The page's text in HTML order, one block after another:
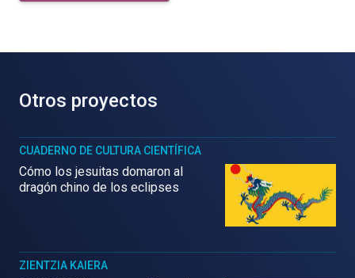
Otros proyectos
CUADERNO DE CULTURA CIENTÍFICA
Cómo los jesuitas domaron al
dragón chino de los eclipses
ZIENTZIA KAIERA